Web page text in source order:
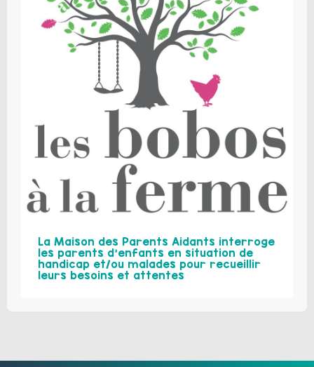
La Maison des Parents Aidants interroge
les parents d’enfants en situation de
handicap et/ou malades pour recueillir
leurs besoins et attentes